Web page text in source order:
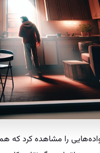
را مشاهده کرد که